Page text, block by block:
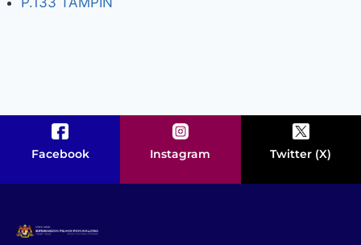
Facebook Instagram Twitter (X)